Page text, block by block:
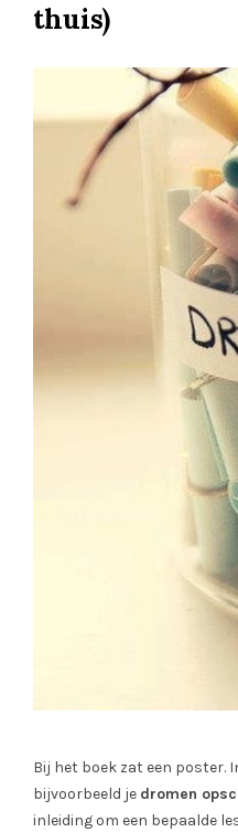
thuis)
Bij het boek zat een poster.
bijvoorbeeld je dromen
inleiding om een bepaalde